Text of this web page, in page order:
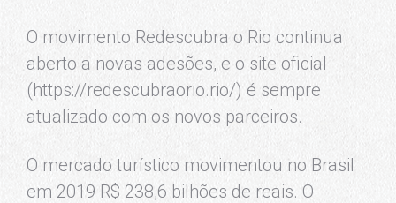
O movimento Redescubra o Rio continua
aberto a novas adesões, e o site oficial
(https://redescubraorio.rio/) é sempre
atualizado com os novos parceiros.
O mercado turístico movimentou no Brasil
em 2019 R$ 238,6 bilhões de reais. O